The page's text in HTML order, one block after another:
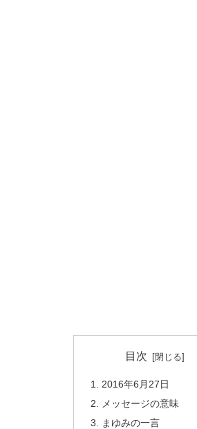
目次
2016年6月27日
メッセージの意味
まゆみの一言